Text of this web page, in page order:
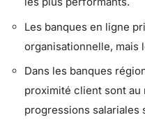
Les banques en ligne
organisationnelle, mais
Dans les banques
proximité client sont
progressions salariales